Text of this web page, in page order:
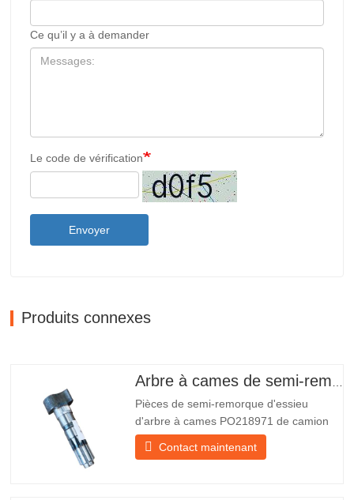
Ce qu’il y a à demander
Le code de vérification
Envoyer
Produits connexes
Pièces de semi-remorque d'essieu
d'arbre à cames PO218971 de camion
chinois à vendre Caractéristiques Produit
Pièces de rechange pour remorque
Contact maintenant